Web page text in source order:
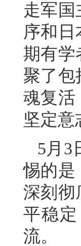
走军
序和
期有学
聚了包
魂复活
坚定意
5月3
惕的是
深刻彻
平稳
流。